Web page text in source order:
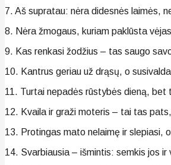
7. Aš supratau: nėra didesnės laimės,
8. Nėra žmogaus, kuriam paklūsta
9. Kas renkasi žodžius – tas saugo
10. Kantrus geriau už drąsų, o
11. Turtai nepadės rūstybės dieną, bet
12. Kvaila ir graži moteris – tai tas
13. Protingas mato nelaimę ir slepiasi,
14. Svarbiausia – išmintis: semkis jos